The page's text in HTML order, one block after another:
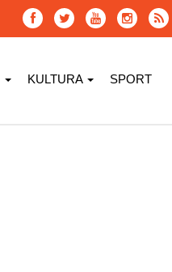
KULTURA SPORT